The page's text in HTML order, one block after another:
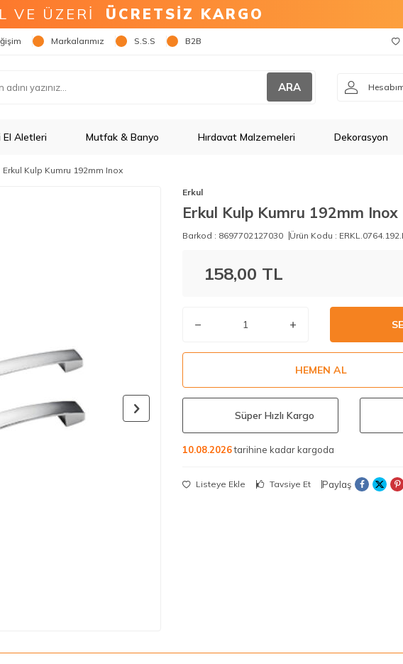
VE ÜZERİ ÜCRETSİZ KARGO
Markalarımız S.S.S B2B
ARA
El Aletleri Mutfak & Banyo Hırdavat Malzemeleri Dekorasyon
Erkul Kulp Kumru 192mm Inox
Erkul
Erkul Kulp Kumru 192mm Inox
Barkod : 8697702127030 Ürün Kodu :
158,00 TL
HEMEN AL
Süper Hızlı Kargo
10.08.2026tarihine kadar kargoda
Listeye Ekle Tavsiye Et Paylaş